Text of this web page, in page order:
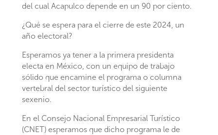
del cual Acapulco depende en un 90 por ciento.
¿Qué se espera para el cierre de este 2024, un
año electoral?
Esperamos ya tener a la primera presidenta
electa en México, con un equipo de trabajo
sólido que encamine el programa o columna
vertebral del sector turístico del siguiente
sexenio.
En el Consejo Nacional Empresarial Turístico
(CNET) esperamos que dicho programa le de